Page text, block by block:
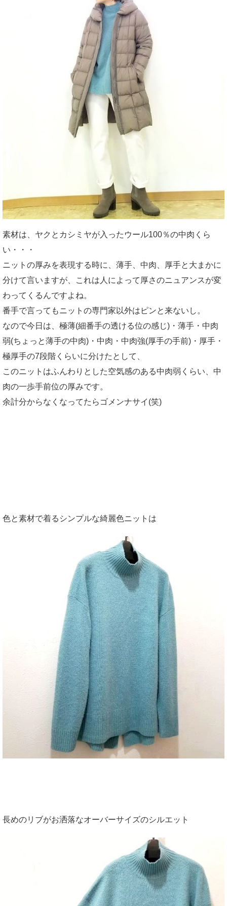
素材は、ヤクとカシミヤが入ったウール100％の中肉くら
い・・・
ニットの厚みを表現する時に、薄手、中肉、厚手と大まかに
分けて言いますが、これは人によって厚さのニュアンスが変
わってくるんですよね。
番手で言ってもニットの専門家以外はピンと来ないし。
なので今日は、極薄(細番手の透ける位の感じ)・薄手・中肉
弱(ちょっと薄手の中肉)・中肉・中肉強(厚手の手前)・厚手・
極厚手の7段階くらいに分けたとして、
このニットはふんわりとした空気感のある中肉弱くらい、中
肉の一歩手前位の厚みです。
余計分からなくなってたらゴメンナサイ(笑)
色と素材で着るシンプルな綺麗色ニットは
長めのリブがお洒落なオーバーサイズのシルエット